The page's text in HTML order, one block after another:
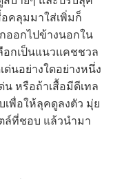
คลุมมาใส่เพิ่มก็
ออกไปข้างนอกใน
อกเป็นแนวแคชชวล
ด่นอย่างใดอย่างหนึ่ง
น หรือถ้าเสื้อมีดีเทล
เพื่อให้ลุคดูลงตัว มุ่ย
ล์ที่ชอบ แล้วนำมา